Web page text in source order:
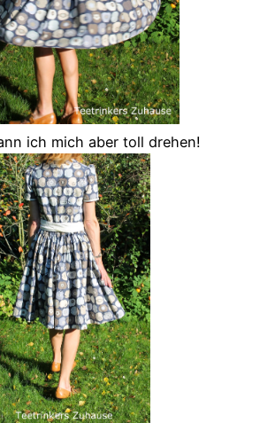
ich mich aber toll drehen!